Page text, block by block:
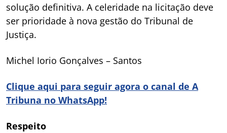
solução definitiva. A celeridade na licitação deve
ser prioridade à nova gestão do Tribunal de
Justiça.
Michel Iorio Gonçalves – Santos
Clique aqui para seguir agora o canal de A
Tribuna no WhatsApp!
Respeito